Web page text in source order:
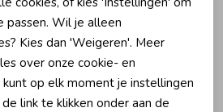
Retour Jeans. Elk seizoen brengt
pasvormen en stijlvolle details,
zoon altijd up-to-date is. We
en uitstraling en selecteren
onze webshop. Zo weet je zeker
kinderen graag dragen.
passen. Wil je alleen
Kies dan 'Weigeren'. Meer
over onze cookie- en
kunt op elk moment je instellingen
link te klikken onder aan de